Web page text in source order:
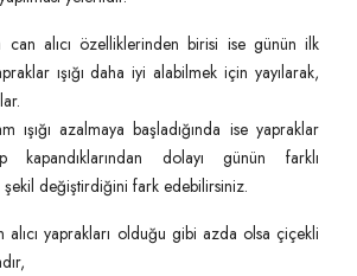
can alıcı özelliklerinden birisi ise günün ilk
ışığı daha iyi alabilmek için yayılarak,
ışığı azalmaya başladığında ise yapraklar
kapandıklarından dolayı günün farklı
değiştirdiğini fark edebilirsiniz.
alıcı yaprakları olduğu gibi azda olsa çiçekli